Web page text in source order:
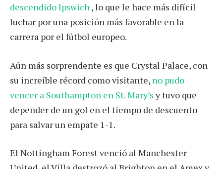
descendido Ipswich, lo que le hace más difícil
luchar por una posición más favorable en la
carrera por el fútbol europeo.
Aún más sorprendente es que Crystal Palace, con
su increíble récord como visitante, no pudo
vencer a Southampton en St. Mary’s y tuvo que
depender de un gol en el tiempo de descuento
para salvar un empate 1-1.
El Nottingham Forest venció al Manchester